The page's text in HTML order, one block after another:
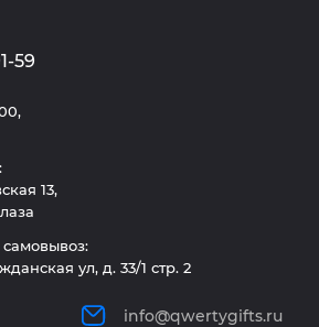
59
13,
ул, д. 33/1 стр. 2
info@qwertygifts.ru